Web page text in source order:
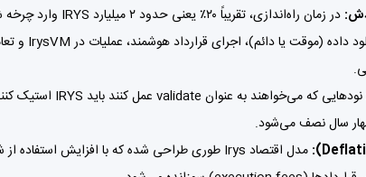
در زمان راه‌اندازی، تقریباً ۲۰٪ یعنی حدود ۲ میلیارد IRYS وارد چرخه شده است.
مدل اقتصاد Irys طوری طراحی شده که با افزایش استفاده از شبکه، توکن به تدریج کمیاب‌تر شود. مثلاً: